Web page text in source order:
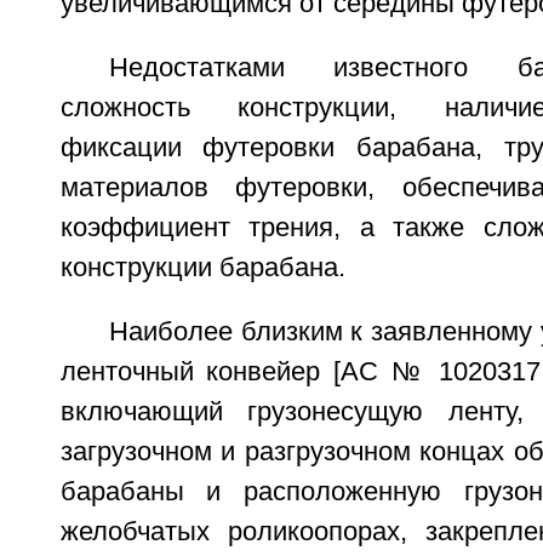
Недостатками известного
сложность конструкции,
фиксации футеровки барабана,
материалов футеровки,
коэффициент трения, а также
конструкции барабана.
Наиболее близким к заявленному
ленточный конвейер [АС №
включающий грузонесущую
загрузочном и разгрузочном концах
барабаны и расположенную
желобчатых роликоопорах,